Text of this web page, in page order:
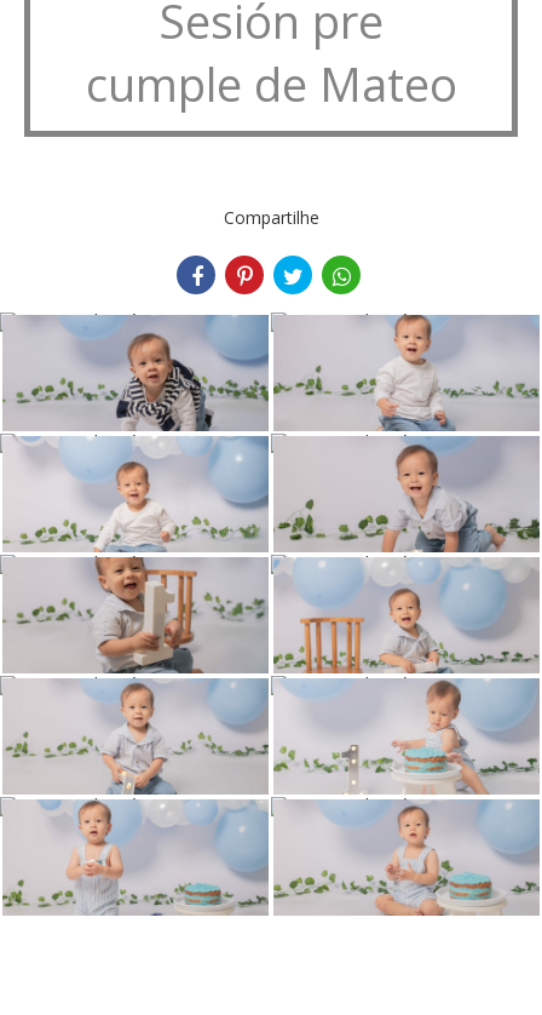
Sesión pre
cumple de Mateo
Compartilhe